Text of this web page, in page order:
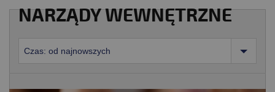
NARZĄDY WEWNĘTRZNE
Czas: od najnowszych